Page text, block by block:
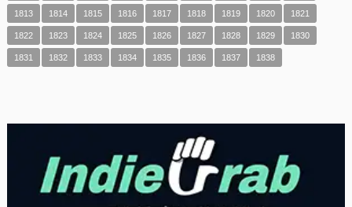
1813 1814 1815 1816 1817 1818 1819 1820 1821
1822 1823 1824 1825 1826 1827 1828 1829 1830
1831 1832 1833 1834 1835 1836 1837 1838